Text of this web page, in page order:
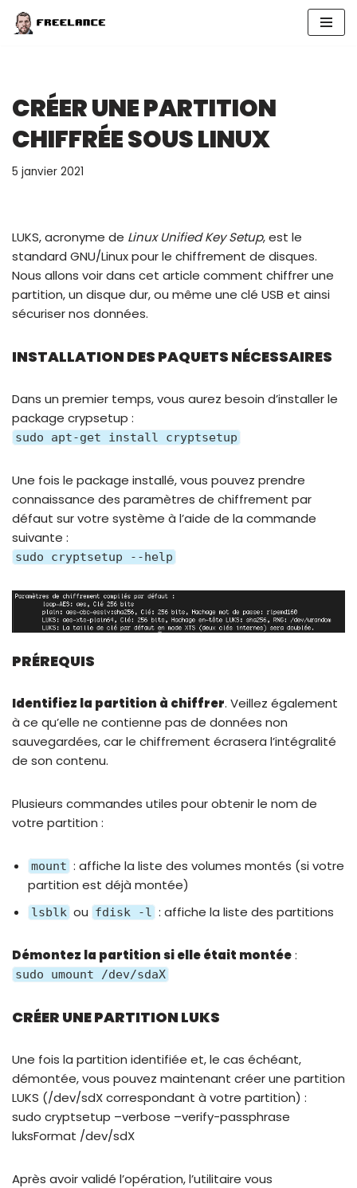
CRÉER UNE PARTITION
CHIFFRÉE SOUS LINUX
5 janvier 2021
LUKS, acronyme de Linux Unified Key Setup, est le
standard GNU/Linux pour le chiffrement de disques.
Nous allons voir dans cet article comment chiffrer une
partition, un disque dur, ou même une clé USB et ainsi
sécuriser nos données.
INSTALLATION DES PAQUETS NÉCESSAIRES
Dans un premier temps, vous aurez besoin d’installer le
package crypsetup :
sudo apt-get install cryptsetup
Une fois le package installé, vous pouvez prendre
connaissance des paramètres de chiffrement par
défaut sur votre système à l’aide de la commande
suivante :
sudo cryptsetup --help
PRÉREQUIS
Identifiez la partition à chiffrer. Veillez également
à ce qu’elle ne contienne pas de données non
sauvegardées, car le chiffrement écrasera l’intégralité
de son contenu.
Plusieurs commandes utiles pour obtenir le nom de
votre partition :
mount : affiche la liste des volumes montés (si votre
partition est déjà montée)
lsblk ou fdisk -l : affiche la liste des partitions
Démontez la partition si elle était montée:
sudo umount /dev/sdaX
CRÉER UNE PARTITION LUKS
Une fois la partition identifiée et, le cas échéant,
démontée, vous pouvez maintenant créer une partition
LUKS (/dev/sdX correspondant à votre partition) :
sudo cryptsetup –verbose –verify-passphrase
luksFormat /dev/sdX
Après avoir validé l’opération, l’utilitaire vous